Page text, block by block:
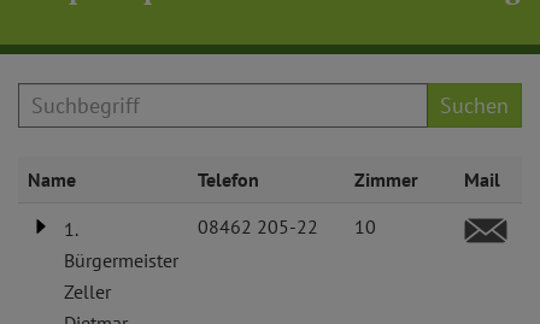
Suchen
Name Telefon Zimmer Mail
1.
Bürgermeister
Zeller
08462 205-22 10